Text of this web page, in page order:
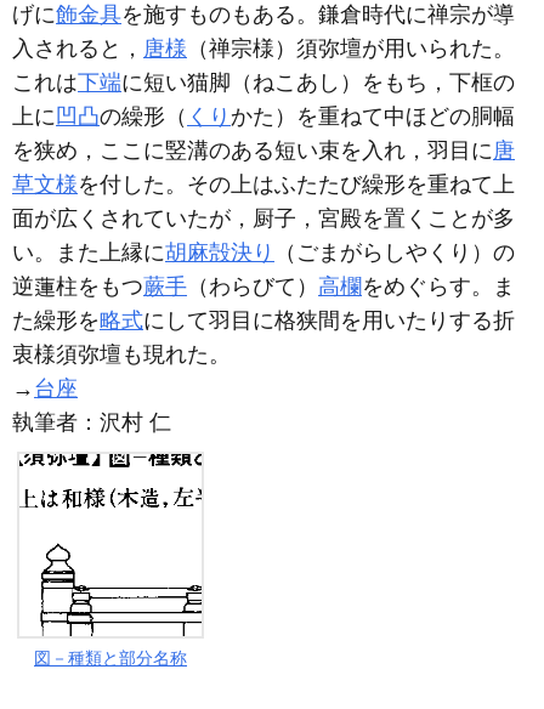
げに飾金具を施すものもある。鎌倉時代に禅宗が導
入されると， 唐様 （禅宗様）須弥壇が用いられた。
これは下端に短い猫脚（ねこあし）をもち，下框の
上に 凹凸の繰形（ くり かた）を重ねて中ほどの胴幅
を狭め，ここに竪溝のある短い束を入れ，羽目に 唐
草文様を付した。その上はふたたび繰形を重ねて上
面が広くされていたが，厨子，宮殿を置くことが多
い。また上縁に胡麻殻決り
（ごまがらしやくり）の
逆蓮柱をもつ蕨手 （わらびて） 高欄をめぐらす。ま
た繰形を略式にして羽目に格狭間を用いたりする折
衷様須弥壇も現れた。
→ 台座
執筆者： 沢村 仁
図－種類と部分名称